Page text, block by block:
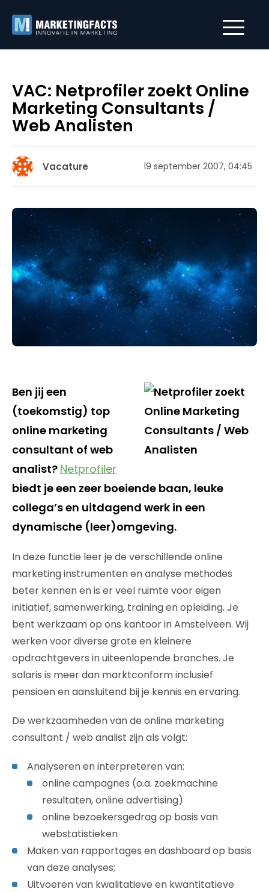
VAC: Netprofiler zoekt Online
Marketing Consultants /
Web Analisten
Vacature 19 september 2007, 04:45
Ben jij een
(toekomstig) top
online marketing
consultant of web
analist? Netprofiler
biedt je een zeer boeiende baan, leuke
collega’s en uitdagend werk in een
dynamische (leer)omgeving.
In deze functie leer je de verschillende online
marketing instrumenten en analyse methodes
beter kennen en is er veel ruimte voor eigen
initiatief, samenwerking, training en opleiding. Je
bent werkzaam op ons kantoor in Amstelveen. Wij
werken voor diverse grote en kleinere
opdrachtgevers in uiteenlopende branches. Je
salaris is meer dan marktconform inclusief
pensioen en aansluitend bij je kennis en ervaring.
De werkzaamheden van de online marketing
consultant / web analist zijn als volgt:
Analyseren en interpreteren van:
online campagnes (o.a. zoekmachine
resultaten, online advertising)
online bezoekersgedrag op basis van
webstatistieken
Maken van rapportages en dashboard op basis
van deze analyses;
Uitvoeren van kwalitatieve en kwantitatieve